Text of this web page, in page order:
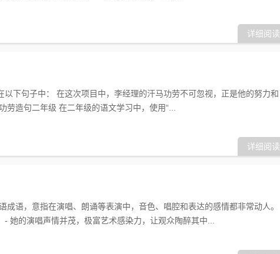
详细阅读
以下句子中： 在这次项目中，李经理的汗马功劳不可忽视，正是他的努力和
造句二年级 在二年级的语文学习中，使用“...
详细阅读
成语，意指在演唱、朗诵等表演中，音色、唱腔和表达的感情都非常动人。
- 她的演唱声情并茂，极富艺术感染力，让观众陶醉其中...